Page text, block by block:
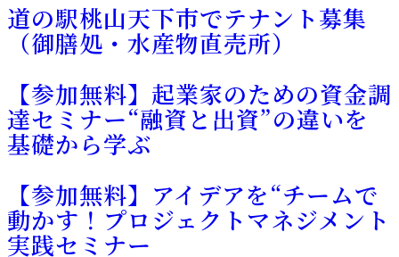
道の駅桃山天下市でテナント募集
（御膳処・水産物直売所）
【参加無料】起業家のための資金調
達セミナー“融資と出資”の違いを
基礎から学ぶ
【参加無料】アイデアを“チームで
動かす！プロジェクトマネジメント
実践セミナー